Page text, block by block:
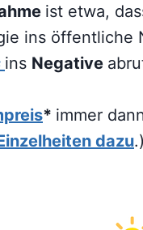
ist etwa,
ins öffentliche
ins Negative
* immer
dazu.)